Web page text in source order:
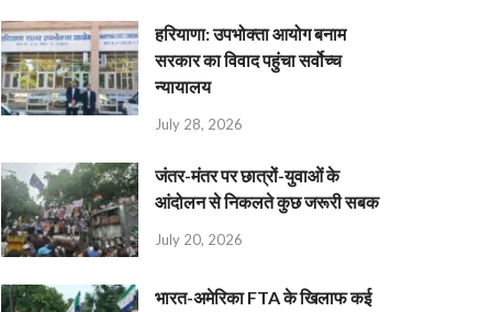
हरियाणा: उपभोक्ता आयोग बनाम
सरकार का विवाद पहुंचा सर्वोच्च
न्यायालय
July 28, 2026
जंतर-मंतर पर छात्रों-युवाओं के
आंदोलन से निकलते कुछ जरूरी सबक
July 20, 2026
भारत-अमेरिका FTA के खिलाफ कई